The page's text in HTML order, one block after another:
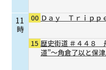
11
時
00 Ｄａｙ Ｔｒｉｐｐ
15 歴史街道 ＃４４８
道”～角倉了以と保